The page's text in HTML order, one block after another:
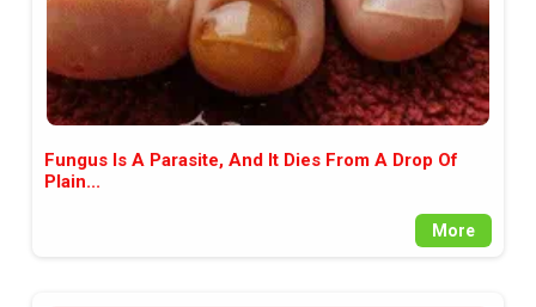
Fungus Is A Parasite, And It Dies From A Drop Of
Plain...
More